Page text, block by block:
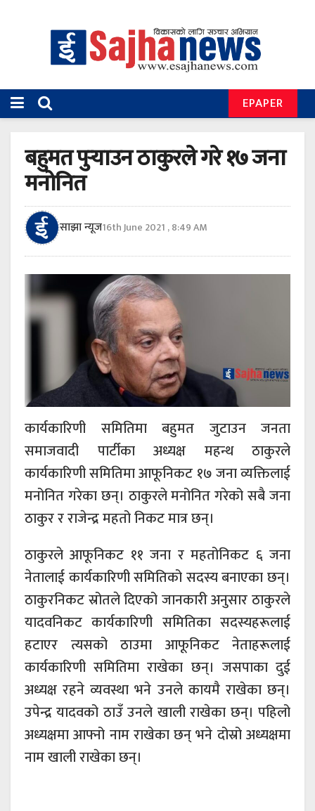
EPAPER
बहुमत पुर्‍याउन ठाकुरले गरे १७ जना
मनोनित
साझा न्यूज16th June 2021 , 8:49 AM
कार्यकारिणी समितिमा बहुमत जुटाउन जनता
समाजवादी पार्टीका अध्यक्ष महन्थ ठाकुरले
कार्यकारिणी समितिमा आफूनिकट १७ जना व्यक्तिलाई
मनोनित गरेका छन्। ठाकुरले मनोनित गरेको सबै जना
ठाकुर र राजेन्द्र महतो निकट मात्र छन्।
ठाकुरले आफूनिकट ११ जना र महतोनिकट ६ जना
नेतालाई कार्यकारिणी समितिको सदस्य बनाएका छन्।
ठाकुरनिकट स्रोतले दिएको जानकारी अनुसार ठाकुरले
यादवनिकट कार्यकारिणी समितिका सदस्यहरूलाई
हटाएर त्यसको ठाउमा आफूनिकट नेताहरूलाई
कार्यकारिणी समितिमा राखेका छन्। जसपाका दुई
अध्यक्ष रहने व्यवस्था भने उनले कायमै राखेका छन्।
उपेन्द्र यादवको ठाउँ उनले खाली राखेका छन्। पहिलो
अध्यक्षमा आफ्नो नाम राखेका छन् भने दोस्रो अध्यक्षमा
नाम खाली राखेका छन्।